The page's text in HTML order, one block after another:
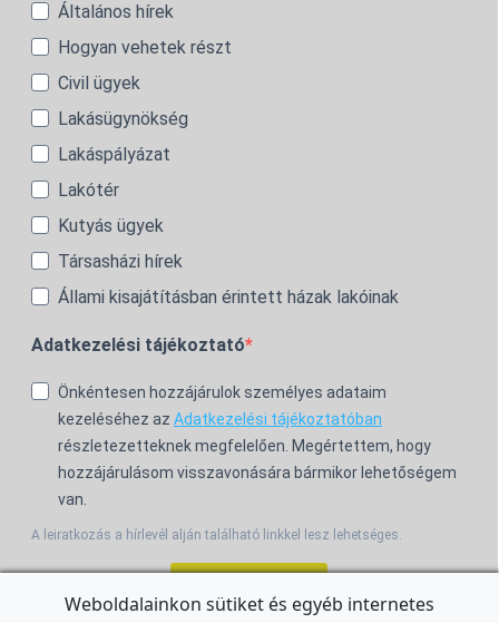
Általános hírek
Hogyan vehetek részt
Civil ügyek
Lakásügynökség
Lakáspályázat
Lakótér
Kutyás ügyek
Társasházi hírek
Állami kisajátításban érintett házak lakóinak
Adatkezelési tájékoztató
Önkéntesen hozzájárulok személyes adataim
kezeléséhez az Adatkezelési tájékoztatóban
részletezetteknek megfelelően. Megértettem, hogy
hozzájárulásom visszavonására bármikor lehetőségem
van.
A leiratkozás a hírlevél alján található linkkel lesz lehetséges.
Weboldalainkon sütiket és egyéb internetes